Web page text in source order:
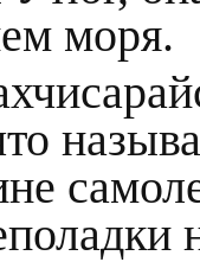
моря.